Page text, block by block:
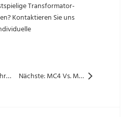
Transformator-
Kontaktieren Sie uns
Vorherige: Die wahren Kosten eines Stromausfalls: Die versteckten Verluste, die am meisten schmerzen Nächste: MC4 Vs. MC4-EVO2: Die ultimative Anleitung für Solarinstallateure & EPC